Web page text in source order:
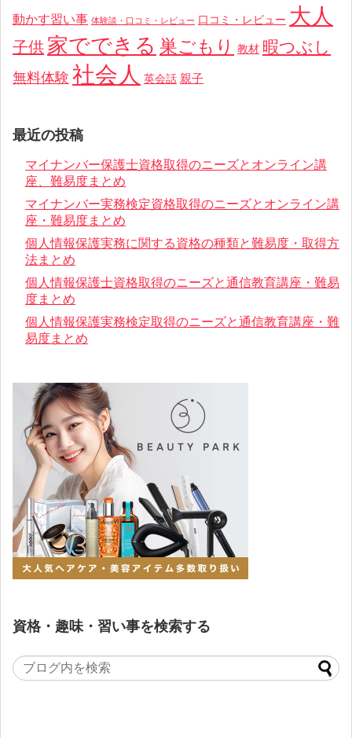
動かす習い事 体験談・口コミ・レビュー 口コミ・レビュー 大人
子供 家でできる 巣ごもり 教材 暇つぶし
無料体験 社会人 英会話 親子
最近の投稿
マイナンバー保護士資格取得のニーズとオンライン講
座、難易度まとめ
マイナンバー実務検定資格取得のニーズとオンライン講
座・難易度まとめ
個人情報保護実務に関する資格の種類と難易度・取得方
法まとめ
個人情報保護士資格取得のニーズと通信教育講座・難易
度まとめ
個人情報保護実務検定取得のニーズと通信教育講座・難
易度まとめ
資格・趣味・習い事を検索する